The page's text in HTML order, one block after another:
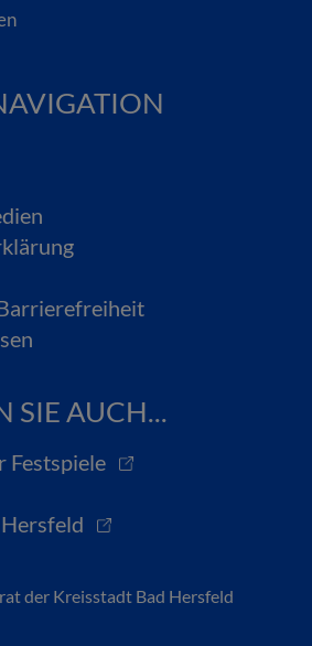
SIE AUCH...
Festspiele
der Kreisstadt Bad Hersfeld